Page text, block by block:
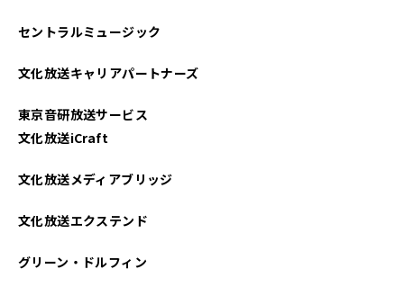
セントラルミュージック
文化放送キャリアパートナーズ
東京音研放送サービス
文化放送iCraft
文化放送メディアブリッジ
文化放送エクステンド
グリーン・ドルフィン